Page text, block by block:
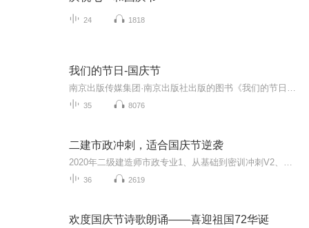
24 1818
我们的节日-国庆节
35 8076
二建市政冲刺，适合国庆节逆袭
36 2619
欢度国庆节诗歌朗诵——喜迎祖国72华诞